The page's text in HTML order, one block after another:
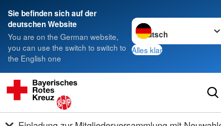
Sie befinden sich auf der
deutschen Website
You are on the German website,
you can use the switch to switch to
the English one
Sprache wechseln zu
Alles klar